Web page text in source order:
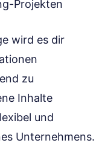
Projekten
wird es dir
zu
Inhalte
und
Unternehmens.